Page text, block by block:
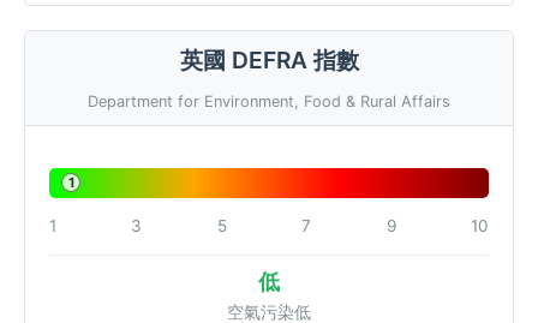
英國 DEFRA 指數
Department for Environment, Food & Rural Affairs
1
1 3 5 7 9 10
低
空氣污染低